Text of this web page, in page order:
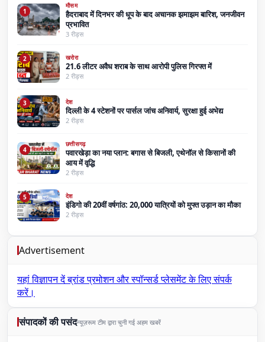
1
मौसम
हैदराबाद में दिनभर की धूप के बाद अचानक झमाझम बारिश, जनजीवन
प्रभावित
3 रीड्स
2 खरोरा
21.6 लीटर अवैध शराब के साथ आरोपी पुलिस गिरफ्त में
2 रीड्स
3 देश
दिल्ली के 4 स्टेशनों पर पार्सल जांच अनिवार्य, सुरक्षा हुई अभेद्य
2 रीड्स
4
छत्तीसगढ़
पवारखेड़ा का नया प्लान: बगास से बिजली, एथेनॉल से किसानों की
आय में वृद्धि
2 रीड्स
5 देश
इंडिगो की 20वीं वर्षगांठ: 20,000 यात्रियों को मुफ्त उड़ान का मौका
2 रीड्स
Advertisement
यहां विज्ञापन देंब्रांड प्रमोशन और स्पॉन्सर्ड प्लेसमेंट के लिए संपर्क
करें।
संपादकों की पसंदन्यूज़रूम टीम द्वारा चुनी गई अहम खबरें